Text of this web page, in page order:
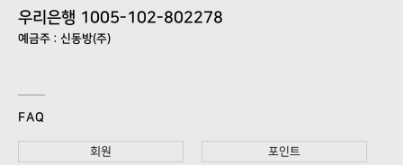
우리은행 1005-102-802278
예금주 : 신동방(주)
FAQ
회원 포인트